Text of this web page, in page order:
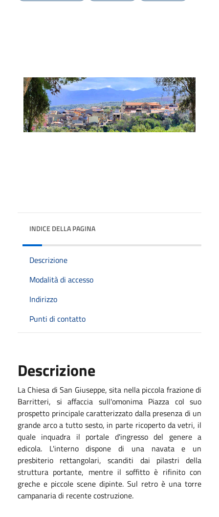
INDICE DELLA PAGINA
Descrizione
Modalità di accesso
Indirizzo
Punti di contatto
Descrizione
La Chiesa di San Giuseppe, sita nella piccola frazione di
Barritteri, si affaccia sull'omonima Piazza col suo
prospetto principale caratterizzato dalla presenza di un
grande arco a tutto sesto, in parte ricoperto da vetri, il
quale inquadra il portale d'ingresso del genere a
edicola. L'interno dispone di una navata e un
presbiterio rettangolari, scanditi dai pilastri della
struttura portante, mentre il soffitto è rifinito con
greche e piccole scene dipinte. Sul retro è una torre
campanaria di recente costruzione.